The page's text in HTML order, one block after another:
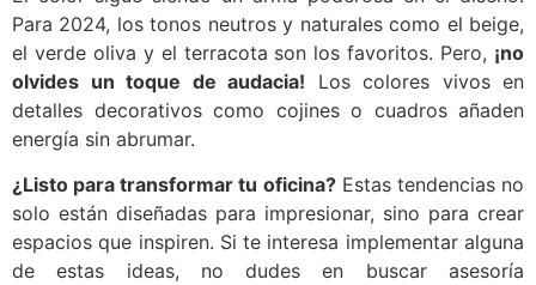
Para 2024, los tonos neutros y naturales como el beige,
el verde oliva y el terracota son los favoritos. Pero, ¡no
olvides un toque de audacia! Los colores vivos en
detalles decorativos como cojines o cuadros añaden
energía sin abrumar.
¿Listo para transformar tu oficina?Estas tendencias no
solo están diseñadas para impresionar, sino para crear
espacios que inspiren. Si te interesa implementar alguna
de estas ideas, no dudes en buscar asesoría